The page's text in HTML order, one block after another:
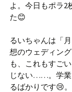
よ。今日もポラ2
た😊
るいちゃんは「
想のウェディン
も、これもすご
じない……。学業
るばかりです😢